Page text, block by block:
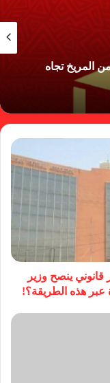
المريخ تجاه
ينصح وزير
عبر هذه الطريقة؟!